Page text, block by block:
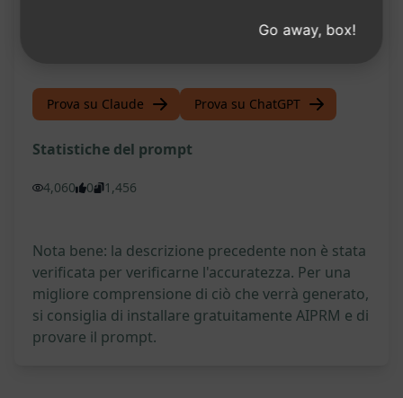
Prova su Claude Prova su ChatGPT
Statistiche del prompt
4,060 0 1,456
Nota bene: la descrizione precedente non è stata
verificata per verificarne l'accuratezza. Per una
migliore comprensione di ciò che verrà generato,
si consiglia di installare gratuitamente AIPRM e di
provare il prompt.
Go away, box!